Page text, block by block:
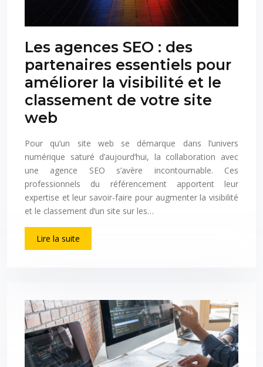
Les agences SEO : des
partenaires essentiels pour
améliorer la visibilité et le
classement de votre site
web
Pour qu’un site web se démarque dans l’univers
numérique saturé d’aujourd’hui, la collaboration avec
une agence SEO s’avère incontournable. Ces
professionnels du référencement apportent leur
expertise et leur savoir-faire pour augmenter la visibilité
et le classement d’un site sur les…
Lire la suite